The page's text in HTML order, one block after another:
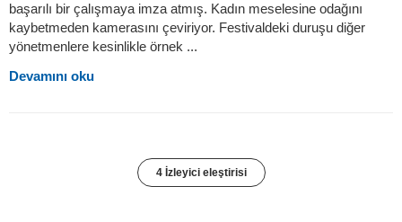
başarılı bir çalışmaya imza atmış. Kadın meselesine odağını
kaybetmeden kamerasını çeviriyor. Festivaldeki duruşu diğer
yönetmenlere kesinlikle örnek ...
Devamını oku
4 İzleyici eleştirisi